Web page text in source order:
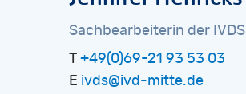
Sachbearbeiterin der IVDS
T +49(0)69-21 93 53 03
E ivds@ivd-mitte.de